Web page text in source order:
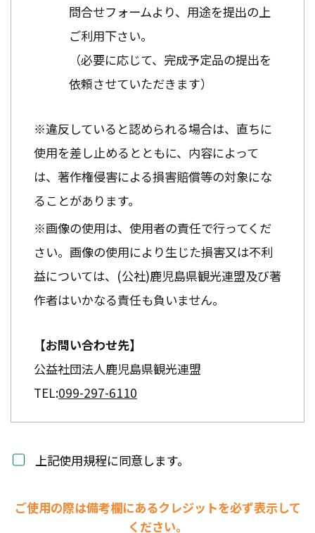
問合せフォームより、用途を提出の上
ご利用下さい。
（必要に応じて、完成予定品の提出を
依頼させていただきます）
※違反していると認められる場合は、直ちに
使用を差し止めるとともに、内容によって
は、著作権侵害による損害賠償等の対象にな
ることがあります。
※画像の使用は、使用者の責任で行ってくだ
さい。画像の使用により生じた損害又は不利
益については、(公社)鹿児島県観光連盟及び著
作者はいかなる責任も負いません。
【お問い合わせ先】
公益社団法人鹿児島県観光連盟
TEL:099-297-6110
上記使用規程に同意します。
ご使用の際は備考欄にあるクレジットを必ず表示して
ください。